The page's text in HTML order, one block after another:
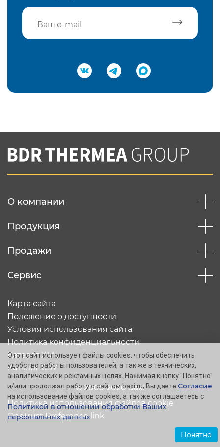
Подтвердить e-mail
Вы соглашаетесь с нашей политикой
конфеденциальности
О компании
Продукция
Продажи
Сервис
© 2005-2026 Baxi
Карта сайта
Положение о доступности
Условия использования сайта
Политика конфиденциальности
Каталог XML
Каталог CSV
Политика использования файлов cookie
OneTrust Preference link
Этот сайт использует файлы cookies, чтобы обеспечить
удобство работы пользователей, а так же в технических,
аналитических и рекламных целях. Нажимая кнопку "Понятно"
и/или продолжая работу с сайтом baxi.ru, Вы даете Согласие
на использование файлов cookies, а так же соглашаетесь с
Политикой в отношении обработки Ваших
персональных данных.
Понятно